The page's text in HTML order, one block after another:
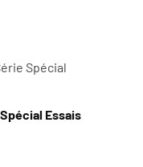
Essais